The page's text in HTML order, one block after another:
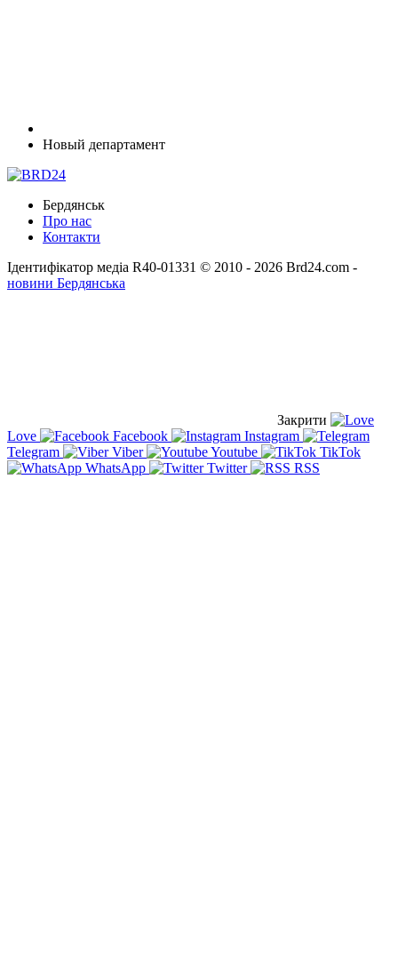
Новый департамент
Бердянськ
Про нас
Контакти
Ідентифікатор медіа R40-01331 © 2010 - 2026 Brd24.com -
новини Бердянська
Закрити
Love
Facebook
Instagram
Telegram
Viber Youtube
TikTok
WhatsApp
Twitter RSS